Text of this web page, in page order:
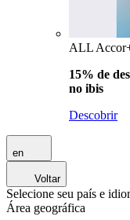
ALL
15% de
no ibis
Descobrir
en
Voltar
Selecione seu país e
Área geográfica